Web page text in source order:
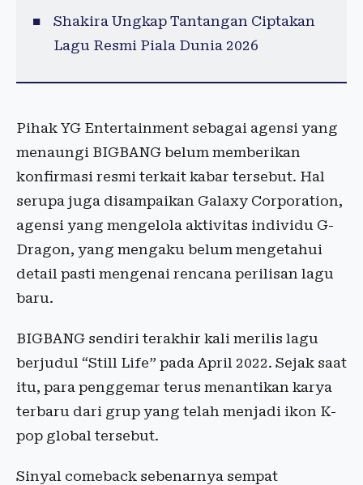
Shakira Ungkap Tantangan Ciptakan
Lagu Resmi Piala Dunia 2026
Pihak YG Entertainment sebagai agensi yang
menaungi BIGBANG belum memberikan
konfirmasi resmi terkait kabar tersebut. Hal
serupa juga disampaikan Galaxy Corporation,
agensi yang mengelola aktivitas individu G-
Dragon, yang mengaku belum mengetahui
detail pasti mengenai rencana perilisan lagu
baru.
BIGBANG sendiri terakhir kali merilis lagu
berjudul “Still Life” pada April 2022. Sejak saat
itu, para penggemar terus menantikan karya
terbaru dari grup yang telah menjadi ikon K-
pop global tersebut.
Sinyal comeback sebenarnya sempat